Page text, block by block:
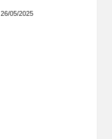
26/05/2025